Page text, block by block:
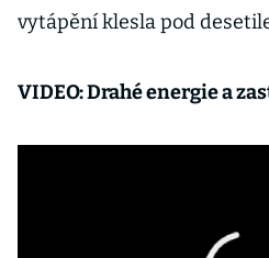
vytápění klesla pod
VIDEO: Drahé energie a